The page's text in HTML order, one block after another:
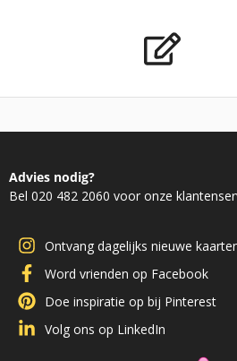
Advies nodig?
Bel 020 482 2060 voor onze
Ontvang dagelijks nieuwe
Word vrienden op Facebook
Doe inspiratie op bij Pinterest
Volg ons op LinkedIn